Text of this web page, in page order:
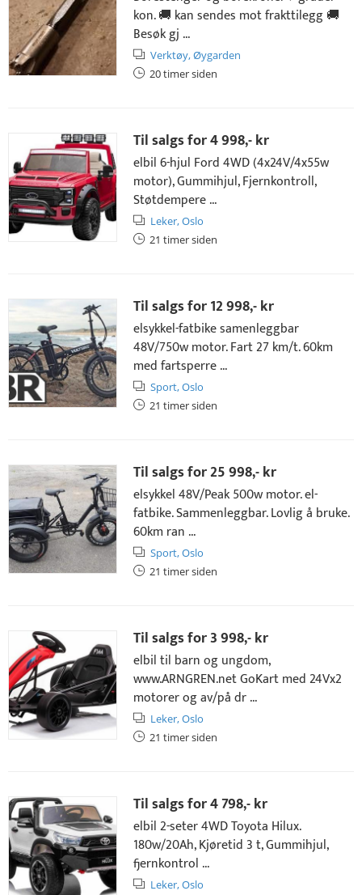
kon. 🚚 kan sendes mot frakttilegg 🚚
Besøk gj ...
Verktøy,Øygarden
20 timer siden
Til salgs for4 998,- kr
elbil 6-hjul Ford 4WD (4x24V/4x55w
motor), Gummihjul, Fjernkontroll,
Støtdempere ...
Leker,Oslo
21 timer siden
Til salgs for12 998,- kr
elsykkel-fatbike samenleggbar
48V/750w motor. Fart 27 km/t. 60km
med fartsperre ...
Sport,Oslo
21 timer siden
Til salgs for25 998,- kr
elsykkel 48V/Peak 500w motor. el-
fatbike. Sammenleggbar. Lovlig å bruke.
60km ran ...
Sport,Oslo
21 timer siden
Til salgs for3 998,- kr
elbil til barn og ungdom,
www.ARNGREN.net GoKart med 24Vx2
motorer og av/på dr ...
Leker,Oslo
21 timer siden
Til salgs for4 798,- kr
elbil 2-seter 4WD Toyota Hilux.
180w/20Ah, Kjøretid 3 t, Gummihjul,
fjernkontrol ...
Leker,Oslo